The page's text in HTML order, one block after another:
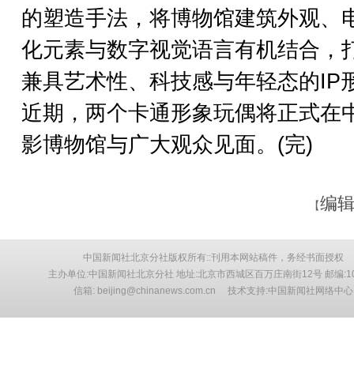
的塑造手法，将博物馆建筑外观、
化元素与数字视觉语言有机结合，
兼具艺术性、科技感与年轻态的IP
近期，两个卡通形象玩偶将正式在
影博物馆与广大观众见面。(完)
【编
中国新闻社北京分社版权所有::刊用本网站稿件，务经书面授权
主办单位:中国新闻社北京分社 地址:北京市西城区百万庄南街12号 邮编
信箱: beijing@chinanews.com.cn 技术支持:中国新闻社网络中心